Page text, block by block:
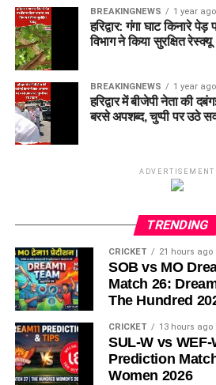
BREAKINGNEWS 1 year ago
हरिद्वार: गंगा घाट किनारे
विभाग ने किया सुरक्षित रेस्क्यू
BREAKINGNEWS 1 year ago
हरिद्वार में बीजेपी नेता की
बरसे अपशब्द, चुप्पी पर उठे
ADVERTISEMENT
TRENDING
CRICKET 21 hours ago
SOB vs MO
Match 26:
The Hundred
CRICKET 13 hours ago
SUL-W vs WEF-
Prediction
Women 2026